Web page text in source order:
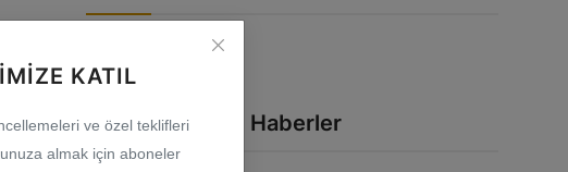
KATIL
ve özel teklifleri
almak için aboneler
En Çok Okunan Haberler